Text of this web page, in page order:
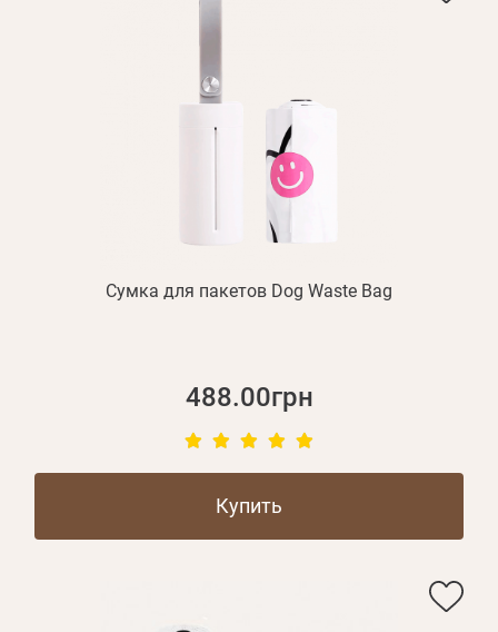
Сумка для пакетов Dog Waste Bag
488.00грн
Купить